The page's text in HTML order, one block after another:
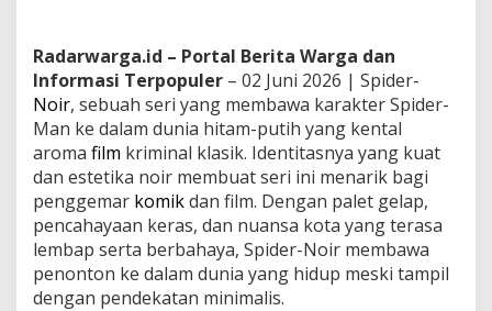
Radarwarga.id – Portal Berita Warga dan
Informasi Terpopuler – 02 Juni 2026 | Spider-
Noir, sebuah seri yang membawa karakter Spider-
Man ke dalam dunia hitam-putih yang kental
aroma film kriminal klasik. Identitasnya yang kuat
dan estetika noir membuat seri ini menarik bagi
penggemar komikdan film. Dengan palet gelap,
pencahayaan keras, dan nuansa kota yang terasa
lembap serta berbahaya, Spider-Noir membawa
penonton ke dalam dunia yang hidup meski tampil
dengan pendekatan minimalis.